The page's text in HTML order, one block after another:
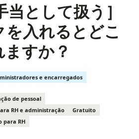
として扱う］
を入れるとどこ
すか？
e encarregados
de pessoal
RH e administração
Gratuito
para RH